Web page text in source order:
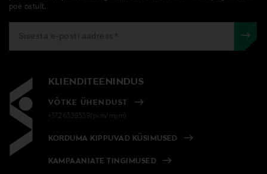
poe ostult.
KLIENDITEENINDUS
VÕTKE ÜHENDUST
+372 6339539(pvm/mpm)
KORDUMA KIPPUVAD KÜSIMUSED
KAMPAANIATE TINGIMUSED